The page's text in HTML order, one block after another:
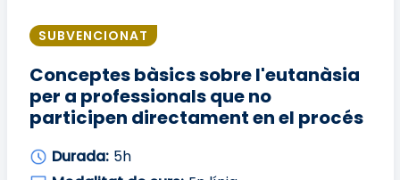
SUBVENCIONAT
Conceptes bàsics sobre l'eutanàsia
per a professionals que no
participen directament en el procés
Durada: 5h